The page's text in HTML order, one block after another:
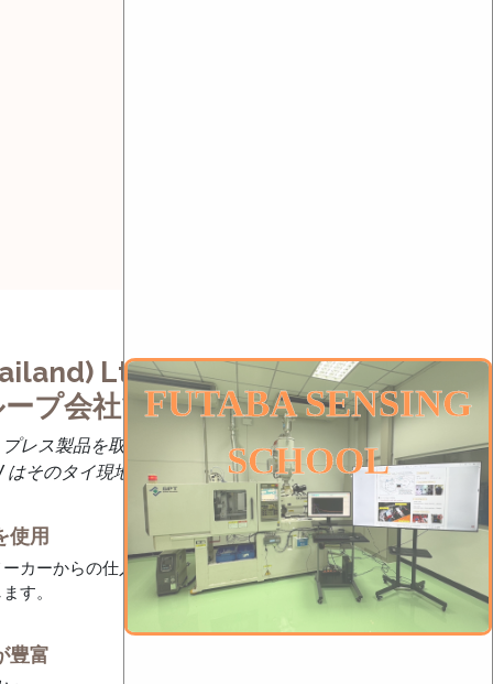
FUTABA SENSING
SCHOOL
Ltd.
プ会社です。
レス製品を取り扱っている創業70年の老
はそのタイ現地法人として1998年に創業。
使用
カーからの仕入れで、安定かつ高品質なプレ
す。
豊富